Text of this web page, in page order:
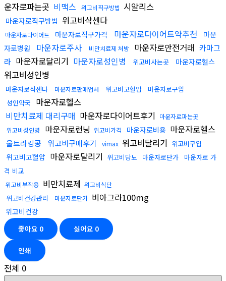
운자로파는곳 비맥스 위고비직구방법 시알리스
마운자로직구방법 위고비삭센다
마운자로다이어트 마운자로직구가격 마운자로다이어트약추천
마운
자로병원
마운자로주사 비만치료제 처방 마운자로안전거래 카마그
라 마운자로달리기 마운자로성인병 위고비사는곳 마운자로헬스
위고비성인병
마운자로삭센다 마운자로판매업체 위고비고혈압
마운자로구입
성인약국
마운자로헬스
비만치료제 대리구매 마운자로다이어트후기
마운자로파는곳
위고비성인병
마운자로런닝 위고비가격 마운자로비용 마운자로헬스
울트라킹콩 위고비구매후기 vimax 위고비달리기 위고비구입
위고비고혈압 마운자로달리기 위고비당뇨 마운자로단가
마운자로 가
격 비교
위고비부작용 비만치료제 위고비식단
위고비건강관리 마운자로단가 비아그라100mg
위고비건강
좋아요 0 싫어요 0
인쇄
전체 0